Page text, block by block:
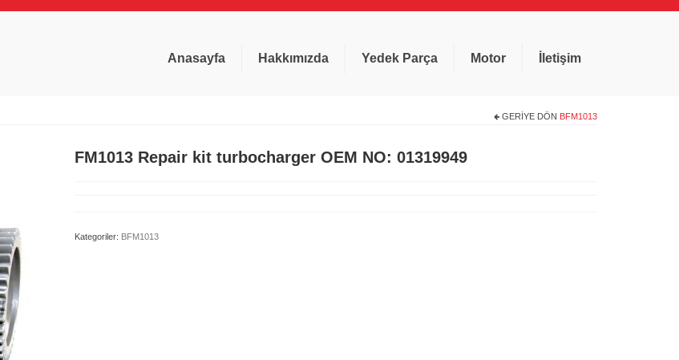
Anasayfa Hakkımızda Yedek Parça Motor İletişim
GERIYE DÖN BFM1013
FM1013 Repair kit turbocharger OEM NO: 01319949
Kategoriler: BFM1013